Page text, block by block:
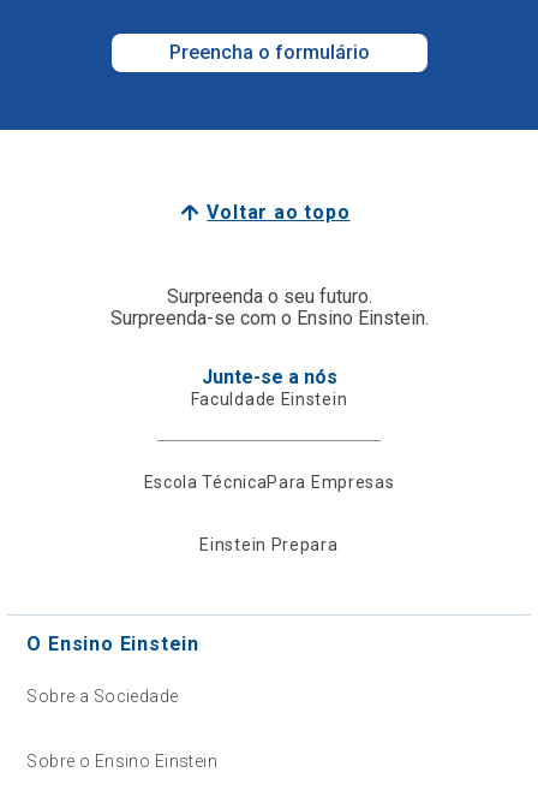
Preencha o formulário
Voltar ao topo
Surpreenda o seu futuro.
Surpreenda-se com o Ensino Einstein.
Junte-se a nós
Faculdade Einstein
Escola TécnicaPara Empresas
Einstein Prepara
O Ensino Einstein
Sobre a Sociedade
Sobre o Ensino Einstein